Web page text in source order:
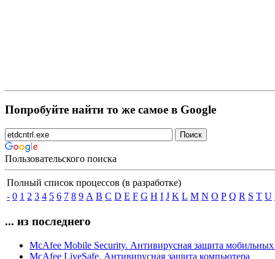
Попробуйте найти то же самое в Google
Пользовательского поиска
Полный список процессов (в разработке)
- 0 1 2 3 4 5 6 7 8 9 A B C D E F G H I J K L M N O P Q R S T U
... из последнего
McAfee Mobile Security. Антивирусная защита мобильных
McAfee LiveSafe. Антивирусная защита компьютера